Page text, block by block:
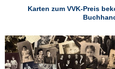
Karten zum VVK-Preis